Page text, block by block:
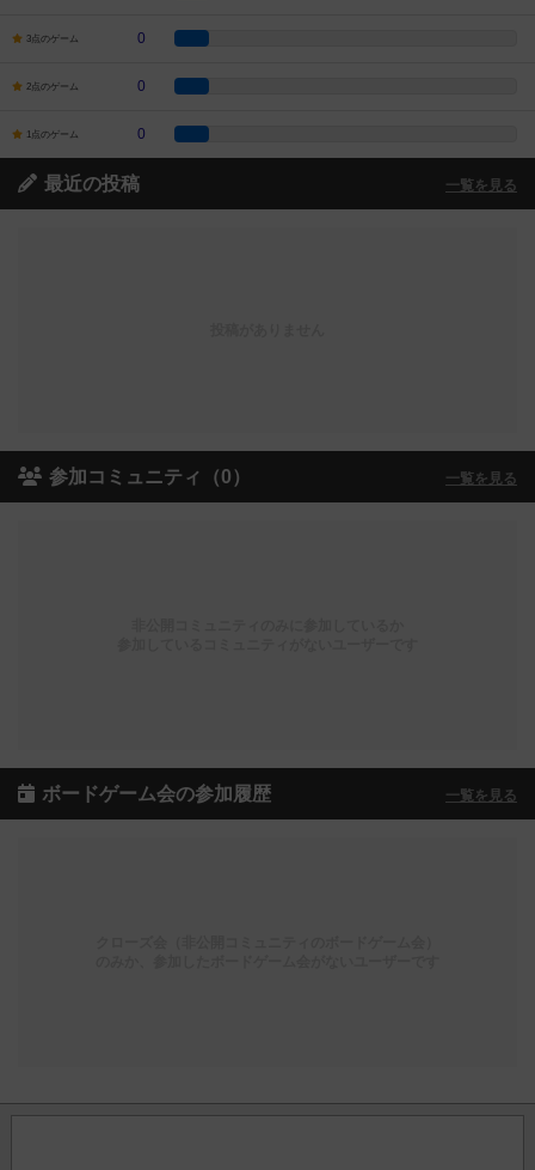
3点のゲーム 0
2点のゲーム 0
1点のゲーム 0
最近の投稿 一覧を見る
参加コミュニティ（0） 一覧を見る
ボードゲーム会の参加履歴 一覧を見る